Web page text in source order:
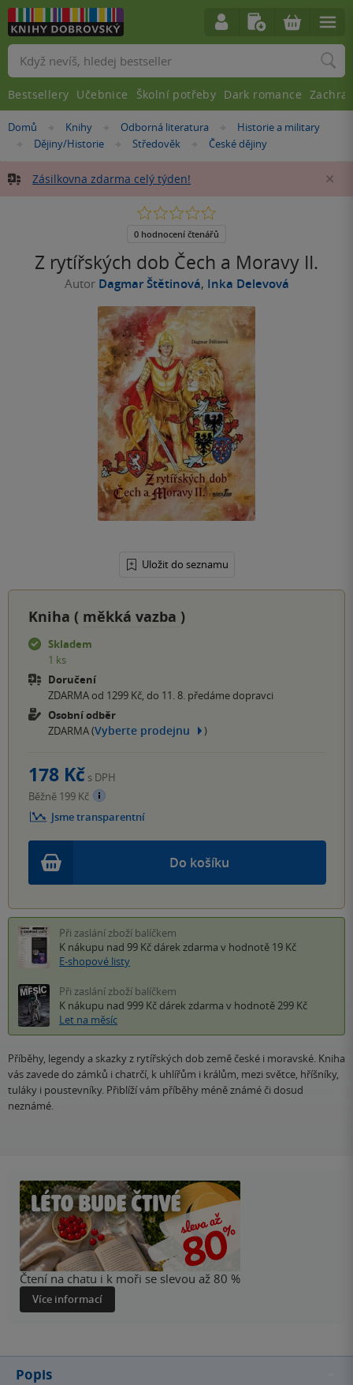
Nacházíte
Domů »Knihy »
Odborná literatura »Historie a military
»
Dějiny/Historie »
Středověk »
České dějiny
Zásilkovna zdarma celý týden!
Z rytířských dob Čech a Moravy II.
Autor Dagmar Štětinová, Inka Delevová
Uložit do seznamu
0.0
5
0 hodnocení čtenářů
Kniha ( měkká vazba )
Skladem
1 ks
Doručení
ZDARMA od 1299 Kč, do 11. 8. předáme dopravci
Osobní odběr
ZDARMA (Vyberte prodejnu )
Do košíku
178 Kč s DPH
Běžně 199 Kč
Jsme transparentní
Při zaslání zboží balíčkem
K nákupu nad 99 Kč dárek zdarma v hodnotě 19 Kč
E-shopové listy
Při zaslání zboží balíčkem
K nákupu nad 999 Kč dárek zdarma v hodnotě 299 Kč
Let na měsíc
Příběhy, legendy a skazky z rytířských dob země české i moravské. Kniha
vás zavede do zámků i chatrčí, k uhlířům i králům, mezi světce, hříšníky,
tuláky i poustevníky. Přiblíží vám příběhy méně známé či dosud
neznámé.
Čtení na chatu i k moři se slevou až 80 %
Více informací
Popis
Vyhledávání
Bestsellery Učebnice Školní potřeby Dark romance